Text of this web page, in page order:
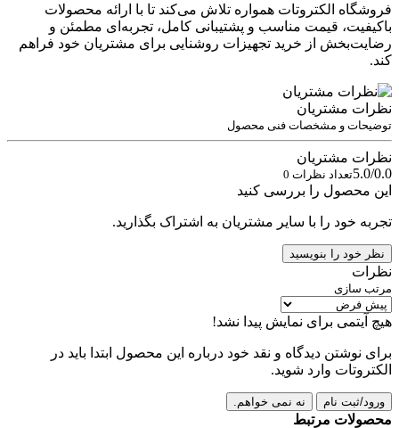
فروشگاه الکتروتات همواره تلاش می‌کند تا با ارائه محصولات
باکیفیت، قیمت مناسب و پشتیبانی کامل، تجربه‌ای مطمئن و
رضایت‌بخش از خرید تجهیزات روشنایی برای مشتریان خود فراهم
کند.
نظرات مشتریان
توضیحات و مشخصات فنی محصول
نظرات مشتریان
5.0/0.0تعداد نظرات 0
این محصول را بررسی کنید
تجربه خود را با سایر مشتریان به اشتراک بگذارید.
نظر خود را بنویسید
نظرات
مرتب سازی
هیچ آیتمی برای نمایش پیدا نشد!
برای نوشتن دیدگاه و نقد خود درباره این محصول ابتدا باید در
الکتروتات وارد شوید.
ورود/ثبت نام نه نمی خواهم.
محصولات مرتبط